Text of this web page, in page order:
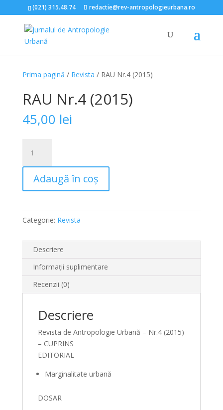
(021) 315.48.74 redactie@rev-antropologieurbana.ro
Prima pagină / Revista / RAU Nr.4 (2015)
RAU Nr.4 (2015)
45,00 lei
RAU
Nr.4
(2015)
Adaugă în coș
Categorie: Revista
Descriere
Informații suplimentare
Recenzii (0)
Descriere
Revista de Antropologie Urbană – Nr.4 (2015)
– CUPRINS
EDITORIAL
Marginalitate urbană
DOSAR